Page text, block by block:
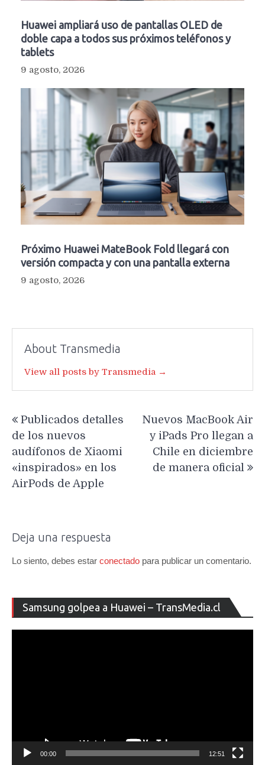
Huawei ampliará uso de pantallas OLED de
doble capa a todos sus próximos teléfonos y
tablets
9 agosto, 2026
Próximo Huawei MateBook Fold llegará con
versión compacta y con una pantalla externa
9 agosto, 2026
About Transmedia
View all posts by Transmedia →
de
entradas
Publicados detalles
de los nuevos
audífonos de Xiaomi
«inspirados» en los
AirPods de Apple
Nuevos MacBook Air
y iPads Pro llegan a
Chile en diciembre
de manera oficial
Deja una respuesta
Lo siento, debes estar conectado para publicar un comentario.
Samsung golpea a Huawei – TransMedia.cl
de
00:00 12:51